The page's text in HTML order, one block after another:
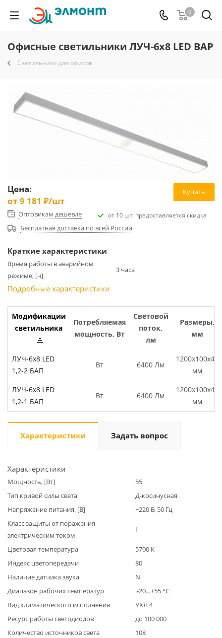
0
Офисные светильники ЛУЧ-6х8 LED BAP
Светильники для офисов
Цена:
от 9 181 ₽/шт
Купить
Оптовикам дешевле от 10 шт. предоставляется скидка
Бесплатная доставка по всей России
Краткие характеристики
Время работы в аварийном
режиме, [ч]
3 часа
Подробные характеристики
Модификации
светильника
Потребляемая
мощность, Вт
Световой
поток,
лм
Размеры,
мм
ЛУЧ-6х8 LED
1,2-2 БАП
Вт 6400 Лм
1200х100х40
мм
ЛУЧ-6х8 LED
1,2-1 БАП
Вт 6400 Лм
1200х100х40
мм
Характеристики Задать вопрос
Характеристики
Мощность, [Вт]
55
Тип кривой силы света
Д-косинусная
Напряжение питания, [В]
~220 В, 50 Гц
Класс защиты от поражения
электрическим током
I
Цветовая температура
5700 К
Индекс цветопередачи
80
Наличие датчика звука
N
Диапазон рабочих температур
.-20…+55 °С
Вид климатического исполнения
УХЛ 4
Ресурс работы светодиодов
до 100 000
Количество источников света
108